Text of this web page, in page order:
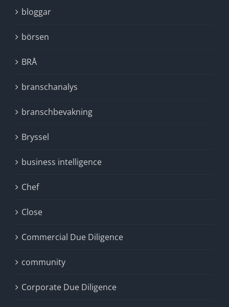
bloggar
börsen
BRÅ
branschanalys
branschbevakning
Bryssel
business intelligence
Chef
Close
Commercial Due Diligence
community
Corporate Due Diligence